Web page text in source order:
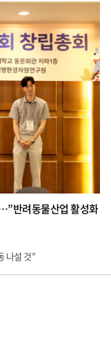
반려동물산업 활성화
나설 것”